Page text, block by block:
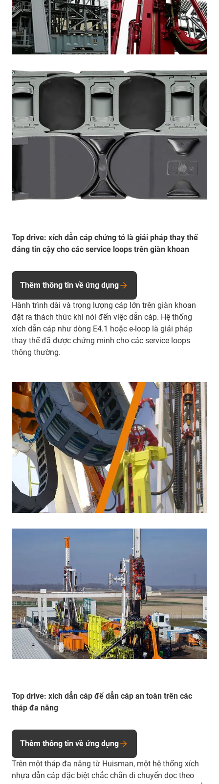
Top drive: xích dẫn cáp chứng tỏ là giải pháp thay thế
đáng tin cậy cho các service loops trên giàn khoan
Hành trình dài và trọng lượng cáp lớn trên giàn khoan
đặt ra thách thức khi nói đến việc dẫn cáp. Hệ thống
xích dẫn cáp như dòng E4.1 hoặc e-loop là giải pháp
thay thế đã được chứng minh cho các service loops
thông thường.
Thêm thông tin về ứng dụng
Top drive: xích dẫn cáp để dẫn cáp an toàn trên các
tháp đa năng
Trên một tháp đa năng từ Huisman, một hệ thống xích
nhựa dẫn cáp đặc biệt chắc chắn di chuyển dọc theo
Thêm thông tin về ứng dụng